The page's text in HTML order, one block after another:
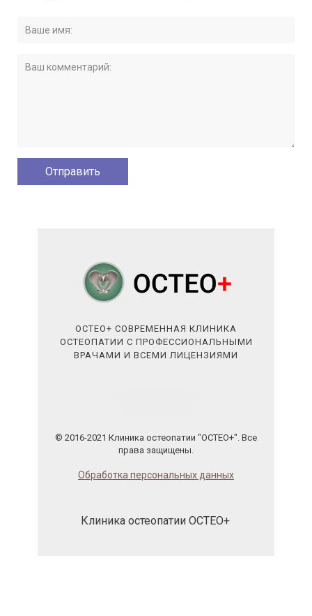
ОСТЕО+ СОВРЕМЕННАЯ КЛИНИКА
ОСТЕОПАТИИ С ПРОФЕССИОНАЛЬНЫМИ
ВРАЧАМИ И ВСЕМИ ЛИЦЕНЗИЯМИ
© 2016-2021 Клиника остеопатии "ОСТЕО+". Все
права защищены.
Обработка персональных данных
Клиника остеопатии ОСТЕО+